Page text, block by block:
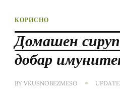
КОРИСНО
Домашен сируп
добар
BY VKUSNOBEZMESO